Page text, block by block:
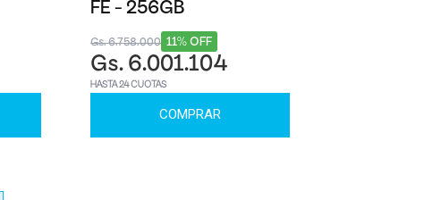
FE - 256GB
11% OFF
Gs. 6.758.000
Gs. 6.001.104
HASTA 24 CUOTAS
COMPRAR